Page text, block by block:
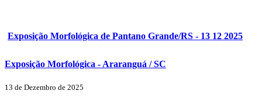
Exposição Morfológica de Pantano Grande/RS - 13 12 2025
Exposição Morfológica - Araranguá / SC
13 de Dezembro de 2025